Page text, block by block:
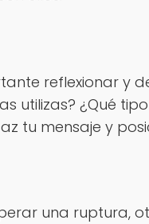
reflexionar y
utilizas? ¿Qué
tu mensaje y
una ruptura,